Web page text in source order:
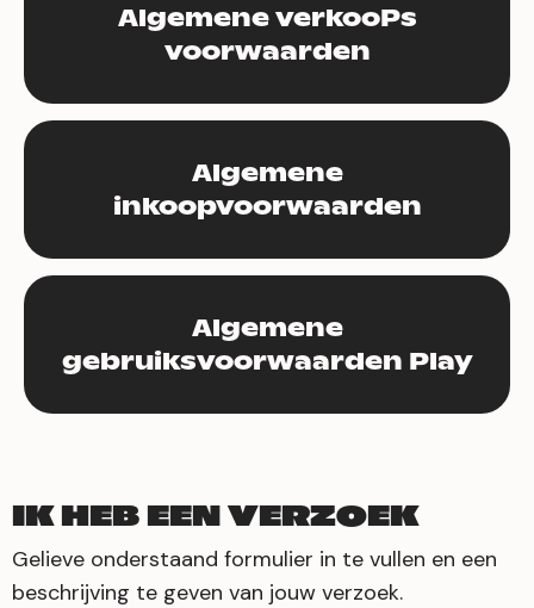
Algemene verkooPs
voorwaarden
Algemene
inkoopvoorwaarden
Algemene
gebruiksvoorwaarden Play
IK HEB EEN VERZOEK
Gelieve onderstaand formulier in te vullen en een
beschrijving te geven van jouw verzoek.